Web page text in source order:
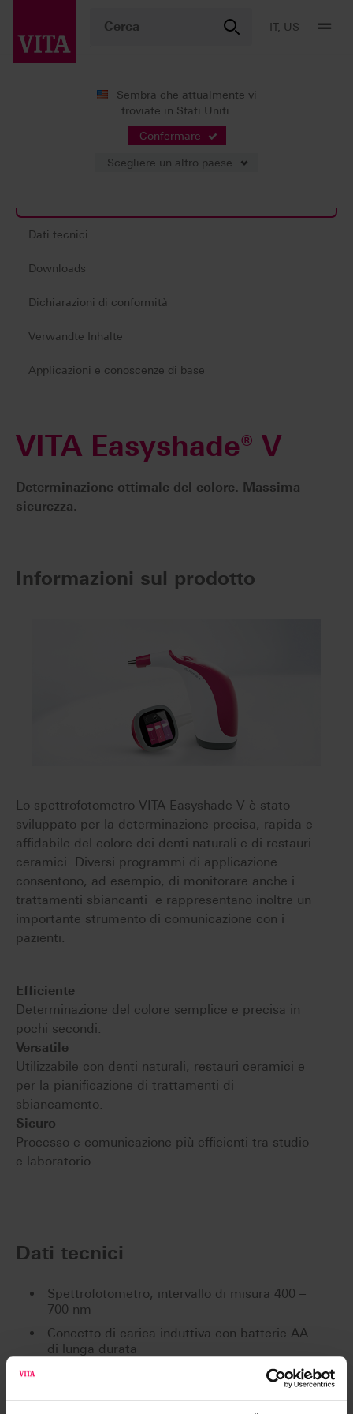
IT, US
Sembra che attualmente vi
troviate in Stati Uniti.
Confermare
Scegliere un altro paese
Determinazione del colore
Dati tecnici
Downloads
Dichiarazioni di conformità
Verwandte Inhalte
Applicazioni e conoscenze di base
VITA Easyshade® V
Determinazione ottimale del colore. Massima
sicurezza.
Informazioni sul prodotto
Lo spettrofotometro VITA Easyshade V è stato
sviluppato per la determinazione precisa, rapida e
affidabile del colore dei denti naturali e di restauri
ceramici. Diversi programmi di applicazione
consentono, ad esempio, di monitorare anche i
trattamenti sbiancanti e rappresentano inoltre un
importante strumento di comunicazione con i
pazienti.
Efficiente
Determinazione del colore semplice e precisa in
pochi secondi.
Versatile
Utilizzabile con denti naturali, restauri ceramici e
per la pianificazione di trattamenti di
sbiancamento.
Sicuro
Processo e comunicazione più efficienti tra studio
e laboratorio.
Dati tecnici
Spettrofotometro, intervallo di misura 400 –
700 nm
Concetto di carica induttiva con batterie AA
di lunga durata